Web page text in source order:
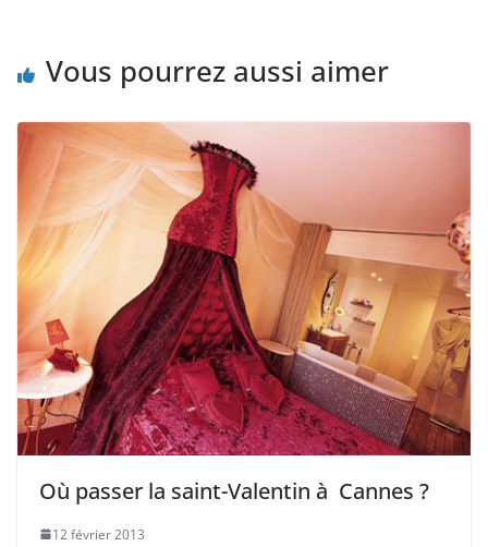
Vous pourrez aussi aimer
Où passer la saint-Valentin à Cannes ?
12 février 2013